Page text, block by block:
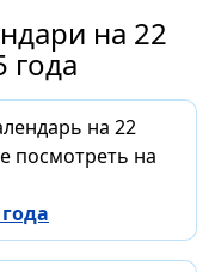
на 22
года
на 22
посмотреть на